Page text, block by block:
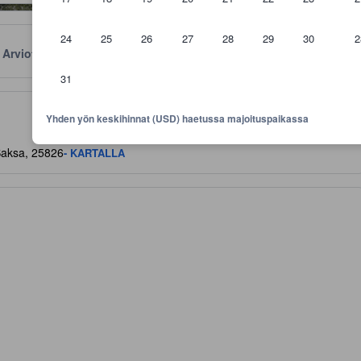
24 25 26 27 28 29 30
31
Yhden yön keskihinnat (USD) haetussa majoituspaikassa
Arviot
25826- KARTALLA